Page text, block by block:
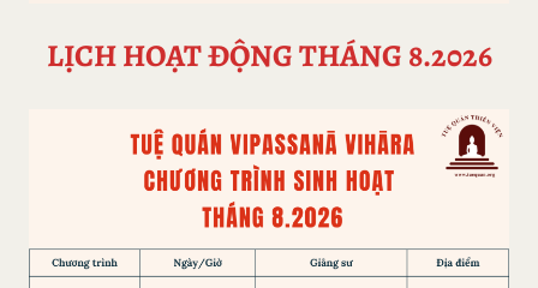
LỊCH HOẠT ĐỘNG THÁNG 8.2026